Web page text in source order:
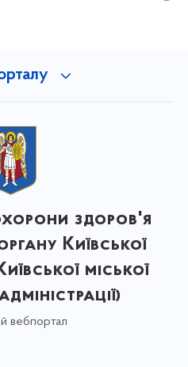
здоров'я
Київської
міської
вебпортал